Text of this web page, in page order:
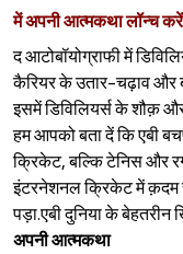
में अपनी आत्मकथा लॉन्च
द आटोबॉयोग्राफी में
कैरियर के उतार-चढ़ाव और
इसमें डिविलियर्स के शौक़
हम आपको बता दें कि एबी
क्रिकेट, बल्कि टेनिस और
इंटरनेशनल क्रिकेट में क़दम
पड़ा.एबी दुनिया के
अपनी आत्मकथा